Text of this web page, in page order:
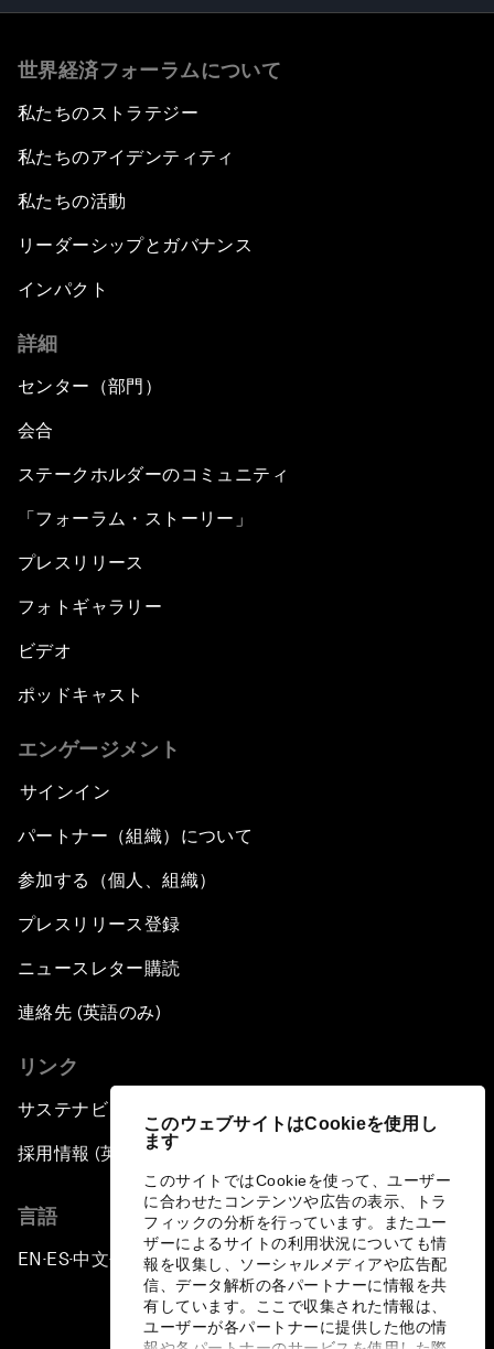
このウェブサイトはCookieを使用し
ます
このサイトではCookieを使って、ユーザー
に合わせたコンテンツや広告の表示、トラ
フィックの分析を行っています。またユー
ザーによるサイトの利用状況についても情
報を収集し、ソーシャルメディアや広告配
信、データ解析の各パートナーに情報を共
有しています。ここで収集された情報は、
ユーザーが各パートナーに提供した他の情
世界経済フォーラムについて
私たちのストラテジー
私たちのアイデンティティ
私たちの活動
リーダーシップとガバナンス
インパクト
詳細
センター（部門）
会合
ステークホルダーのコミュニティ
「フォーラム・ストーリー」
プレスリリース
フォトギャラリー
ビデオ
ポッドキャスト
エンゲージメント
サインイン
パートナー（組織）について
参加する（個人、組織）
プレスリリース登録
ニュースレター購読
連絡先 (英語のみ)
リンク
サステナビリティへの取り組み
採用情報 (英語のみ)
言語
EN ▪ES▪中文▪ 日本語